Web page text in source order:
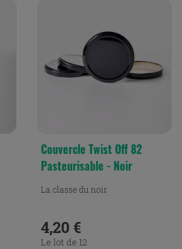
Couvercle Twist Off 82
Pasteurisable - Noir
La classe du noir
Prix
4,20 €
Le lot de 12